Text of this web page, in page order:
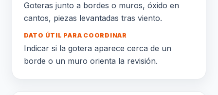
Goteras junto a bordes o muros, óxido en
cantos, piezas levantadas tras viento.
DATO ÚTIL PARA COORDINAR
Indicar si la gotera aparece cerca de un
borde o un muro orienta la revisión.